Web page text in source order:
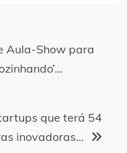
Aula-Show para
que terá 54
inovadoras…